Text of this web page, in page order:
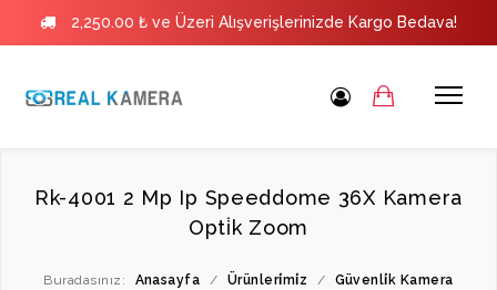
2,250.00 ₺ ve Üzeri Alışverişlerinizde Kargo Bedava!
Rk-4001 2 Mp Ip Speeddome 36X Kamera
Opti̇k Zoom
Buradasınız: Anasayfa / Ürünleri̇mi̇z /
Güvenli̇k Kamera